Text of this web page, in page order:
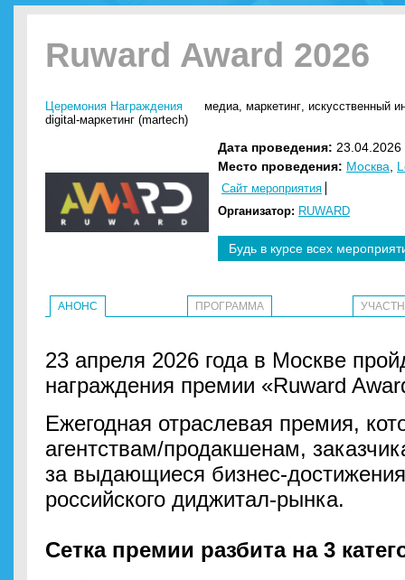
Ruward Award 2026
Церемония Награждения медиа, маркетинг, искусственный
digital-маркетинг (martech)
Дата проведения:
Место проведения: Москва
Сайт мероприятия
Организатор: RUWARD
Будь в курсе всех
АНОНС ПРОГРАММА
23 апреля 2026 года в Москве
награждения премии «Ruward
Ежегодная отраслевая премия,
агентствам/продакшенам,
за выдающиеся бизнес-
российского диджитал-рынка.
Сетка премии разбита на 3